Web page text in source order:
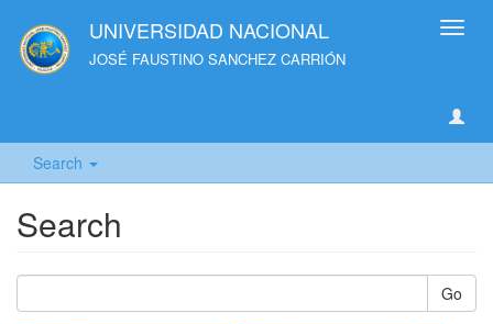
UNIVERSIDAD NACIONAL
JOSÉ FAUSTINO SANCHEZ CARRIÓN
Search
Search
Go